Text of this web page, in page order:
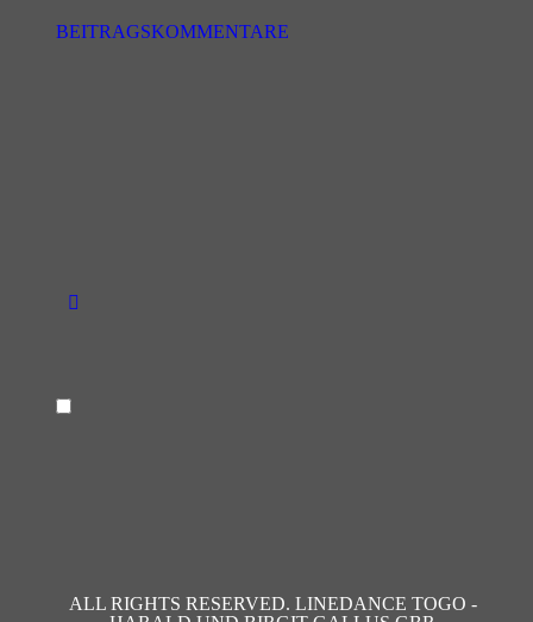
BEITRAGSKOMMENTARE
ALL RIGHTS RESERVED. LINEDANCE TOGO -